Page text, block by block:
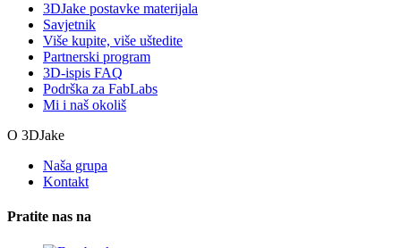
3DJake postavke materijala
Savjetnik
Više kupite, više uštedite
Partnerski program
3D-ispis FAQ
Podrška za FabLabs
Mi i naš okoliš
O 3DJake
Naša grupa
Kontakt
Pratite nas na